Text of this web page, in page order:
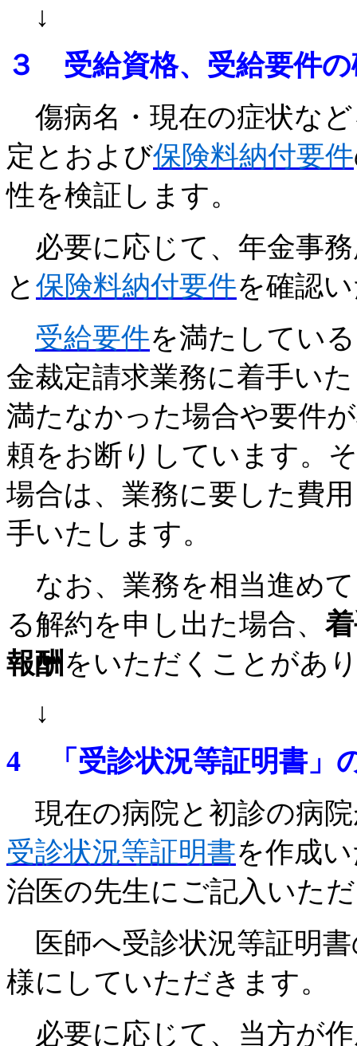
↓
３ 受給資格、 受給要件
傷病名・現在の症状な
定とおよび保険料納付要件
性を検証します。
必要に応じて、年金事
と 保険料納付要件を確認
受給要件を満たしてい
金裁定請求業務に着手い
満たなかった場合や要件
頼をお断りしています。
場合は、業務に要した費
手いたします。
なお、業務を相当進め
る解約を申し出た場合、
報酬 をいただくことがあ
↓
4 「受診状況等証明書」
現在の病院と初診の病
受診状況等証明書を作成
治医の先生にご記入いた
医師へ受診状況等証明
様にしていただきます。
必要に応じて、当方が